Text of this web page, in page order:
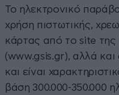
To ηλεκτρονικό
χρήση πιστωτικής,
κάρτας από το site της
(www.gsis.gr), αλλά
και είναι
βάση 300.000-350.000